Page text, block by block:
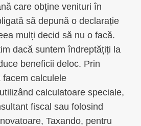
care obține venituri în
să depună o declarație
mulți decid să nu o facă.
dacă suntem îndreptățiți la
beneficii deloc. Prin
facem calculele
calculatoare speciale,
fiscal sau folosind
Taxando, pentru